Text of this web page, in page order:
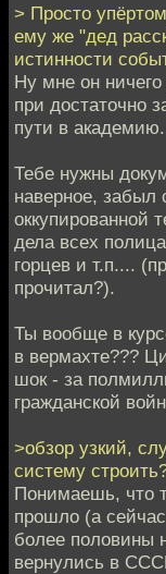
> Просто
ему же "дед
истинности
Ну мне он
при достаточно
пути в
Тебе нужны
наверное, забыл
оккупированной
дела всех
горцев и т.п....
прочитал?).
Ты вообще в
в вермахте???
шок - за
гражданской
>обзор узкий,
систему
Понимаешь, что
прошло (а
более половины
вернулись в